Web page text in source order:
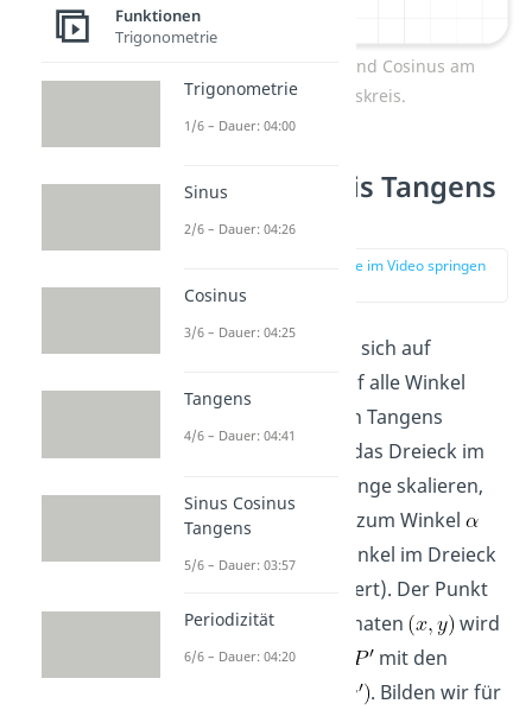
Beispiel Sinus und Cosinus am
Einheitskreis.
Einheitskreis Tangens
zur Stelle im Video springen
lässt sich auf
ähnliche Weise auf alle Winkel
erweitern. Für den Tangens
müssen wir aber das Dreieck im
solange skalieren,
bis die Ankathete zum Winkel
gleich 1 ist (die Winkel im Dreieck
bleiben unverändert). Der Punkt
mit den Koordinaten
wird
dabei zum Punkt
mit den
. Bilden wir für
Funktionen
Trigonometrie
Trigonometrie
1/6 – Dauer: 04:00
Sinus
2/6 – Dauer: 04:26
Cosinus
3/6 – Dauer: 04:25
Tangens
4/6 – Dauer: 04:41
Sinus Cosinus
Tangens
5/6 – Dauer: 03:57
Periodizität
6/6 – Dauer: 04:20